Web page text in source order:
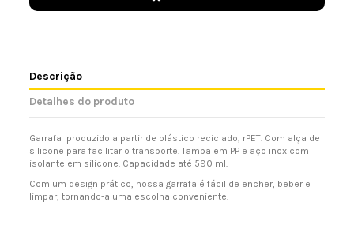
Descrição
Detalhes do produto
Garrafa produzido a partir de plástico reciclado, rPET. Com alça de
silicone para facilitar o transporte. Tampa em PP e aço inox com
isolante em silicone. Capacidade até 590 ml.
Com um design prático, nossa garrafa é fácil de encher, beber e
limpar, tornando-a uma escolha conveniente.